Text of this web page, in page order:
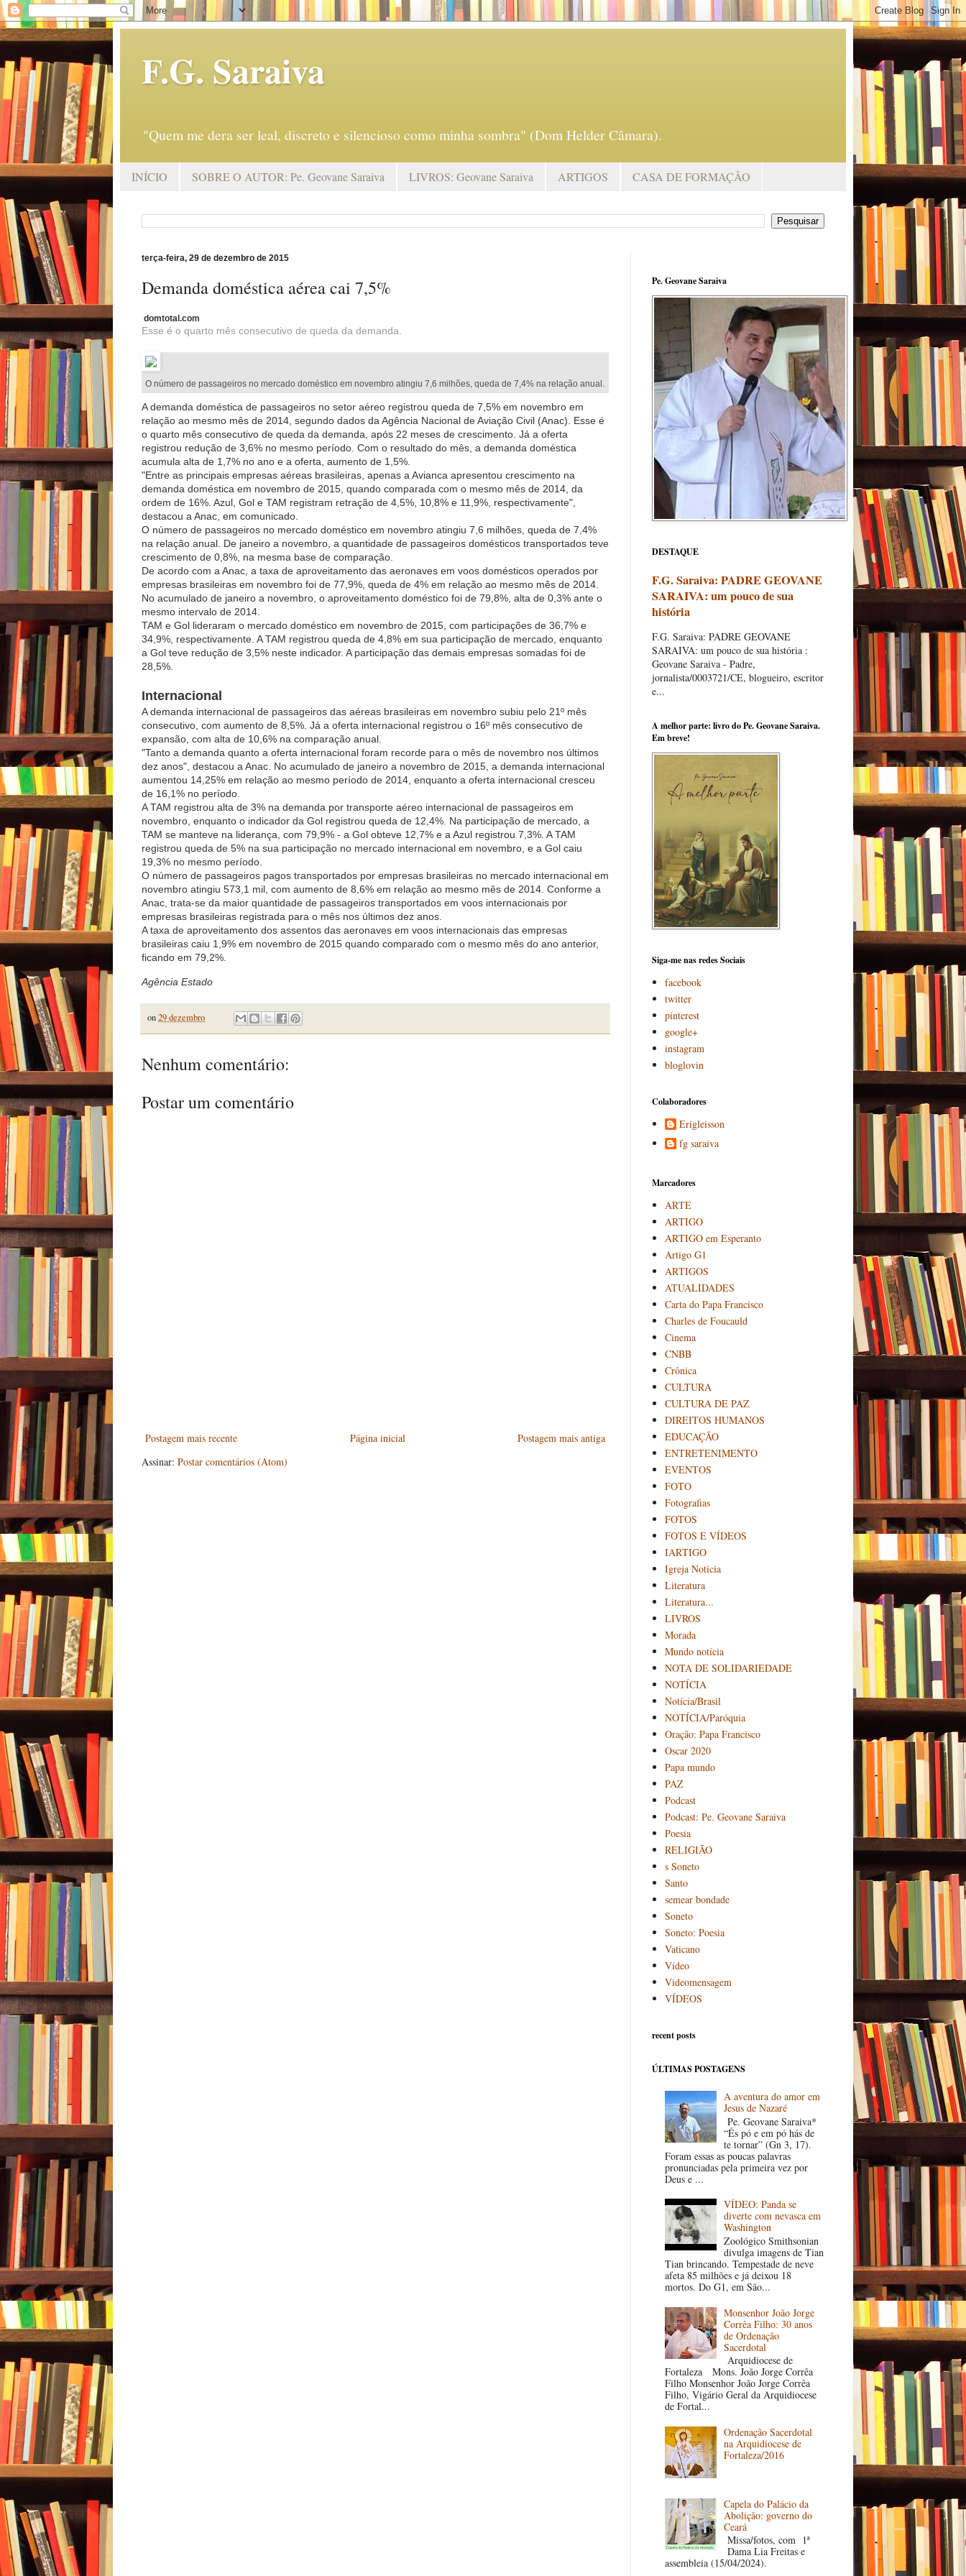
F.G. Saraiva
"Quem me dera ser leal, discreto e silencioso como minha sombra" (Dom Helder Câmara).
INÍCIO SOBRE O AUTOR: Pe. Geovane Saraiva LIVROS: Geovane Saraiva ARTIGOS CASA DE FORMAÇÃO
terça-feira, 29 de dezembro de 2015
Demanda doméstica aérea cai 7,5%
domtotal.com
Esse é o quarto mês consecutivo de queda da demanda.
O número de passageiros no mercado doméstico em novembro atingiu 7,6 milhões, queda de 7,4% na relação anual.
A demanda doméstica de passageiros no setor aéreo registrou queda de 7,5% em novembro em
relação ao mesmo mês de 2014, segundo dados da Agência Nacional de Aviação Civil (Anac). Esse é
o quarto mês consecutivo de queda da demanda, após 22 meses de crescimento. Já a oferta
registrou redução de 3,6% no mesmo período. Com o resultado do mês, a demanda doméstica
acumula alta de 1,7% no ano e a oferta, aumento de 1,5%.
"Entre as principais empresas aéreas brasileiras, apenas a Avianca apresentou crescimento na
demanda doméstica em novembro de 2015, quando comparada com o mesmo mês de 2014, da
ordem de 16%. Azul, Gol e TAM registram retração de 4,5%, 10,8% e 11,9%, respectivamente",
destacou a Anac, em comunicado.
O número de passageiros no mercado doméstico em novembro atingiu 7,6 milhões, queda de 7,4%
na relação anual. De janeiro a novembro, a quantidade de passageiros domésticos transportados teve
crescimento de 0,8%, na mesma base de comparação.
De acordo com a Anac, a taxa de aproveitamento das aeronaves em voos domésticos operados por
empresas brasileiras em novembro foi de 77,9%, queda de 4% em relação ao mesmo mês de 2014.
No acumulado de janeiro a novembro, o aproveitamento doméstico foi de 79,8%, alta de 0,3% ante o
mesmo intervalo de 2014.
TAM e Gol lideraram o mercado doméstico em novembro de 2015, com participações de 36,7% e
34,9%, respectivamente. A TAM registrou queda de 4,8% em sua participação de mercado, enquanto
a Gol teve redução de 3,5% neste indicador. A participação das demais empresas somadas foi de
28,5%.
Internacional
A demanda internacional de passageiros das aéreas brasileiras em novembro subiu pelo 21º mês
consecutivo, com aumento de 8,5%. Já a oferta internacional registrou o 16º mês consecutivo de
expansão, com alta de 10,6% na comparação anual.
"Tanto a demanda quanto a oferta internacional foram recorde para o mês de novembro nos últimos
dez anos", destacou a Anac. No acumulado de janeiro a novembro de 2015, a demanda internacional
aumentou 14,25% em relação ao mesmo período de 2014, enquanto a oferta internacional cresceu
de 16,1% no período.
A TAM registrou alta de 3% na demanda por transporte aéreo internacional de passageiros em
novembro, enquanto o indicador da Gol registrou queda de 12,4%. Na participação de mercado, a
TAM se manteve na liderança, com 79,9% - a Gol obteve 12,7% e a Azul registrou 7,3%. A TAM
registrou queda de 5% na sua participação no mercado internacional em novembro, e a Gol caiu
19,3% no mesmo período.
O número de passageiros pagos transportados por empresas brasileiras no mercado internacional em
novembro atingiu 573,1 mil, com aumento de 8,6% em relação ao mesmo mês de 2014. Conforme a
Anac, trata-se da maior quantidade de passageiros transportados em voos internacionais por
empresas brasileiras registrada para o mês nos últimos dez anos.
A taxa de aproveitamento dos assentos das aeronaves em voos internacionais das empresas
brasileiras caiu 1,9% em novembro de 2015 quando comparado com o mesmo mês do ano anterior,
ficando em 79,2%.
Agência Estado
on29 dezembro
Nenhum comentário:
Postar um comentário
Postagem mais recente Postagem mais antiga
Página inicial
Assinar: Postar comentários (Atom)
Pe. Geovane Saraiva
DESTAQUE
F.G. Saraiva: PADRE GEOVANE
SARAIVA: um pouco de sua
história
F.G. Saraiva: PADRE GEOVANE
SARAIVA: um pouco de sua história :
Geovane Saraiva - Padre,
jornalista/0003721/CE, blogueiro, escritor
e...
A melhor parte: livro do Pe. Geovane Saraiva.
Em breve!
Siga-me nas redes Sociais
facebook
twitter
pinterest
google+
instagram
bloglovin
Colaboradores
Erigleisson
fg saraiva
Marcadores
ARTE
ARTIGO
ARTIGO em Esperanto
Artigo G1
ARTIGOS
ATUALIDADES
Carta do Papa Francisco
Charles de Foucauld
Cinema
CNBB
Crônica
CULTURA
CULTURA DE PAZ
DIREITOS HUMANOS
EDUCAÇÃO
ENTRETENIMENTO
EVENTOS
FOTO
Fotografias
FOTOS
FOTOS E VÍDEOS
IARTIGO
Igreja Notícia
Literatura
Literatura...
LIVROS
Morada
Mundo notícia
NOTA DE SOLIDARIEDADE
NOTÍCIA
Notícia/Brasil
NOTÍCIA/Paróquia
Oração: Papa Francisco
Oscar 2020
Papa mundo
PAZ
Podcast
Podcast: Pe. Geovane Saraiva
Poesia
RELIGIÃO
s Soneto
Santo
semear bondade
Soneto
Soneto: Poesia
Vaticano
Vídeo
Videomensagem
VÍDEOS
recent posts
ÚLTIMAS POSTAGENS
A aventura do amor em
Jesus de Nazaré
Pe. Geovane Saraiva*
“És pó e em pó hás de
te tornar” (Gn 3, 17).
Foram essas as poucas palavras
pronunciadas pela primeira vez por
Deus e ...
VÍDEO: Panda se
diverte com nevasca em
Washington
Zoológico Smithsonian
divulga imagens de Tian
Tian brincando. Tempestade de neve
afeta 85 milhões e já deixou 18
mortos. Do G1, em São...
Monsenhor João Jorge
Corrêa Filho: 30 anos
de Ordenação
Sacerdotal
Arquidiocese de
Fortaleza Mons. João Jorge Corrêa
Filho Monsenhor João Jorge Corrêa
Filho, Vigário Geral da Arquidiocese
de Fortal...
Ordenação Sacerdotal
na Arquidiocese de
Fortaleza/2016
Capela do Palácio da
Abolição: governo do
Ceará
Missa/fotos, com 1ª
Dama Lia Freitas e
assembleia (15/04/2024).